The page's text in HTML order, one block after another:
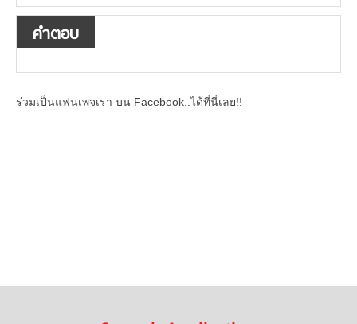
คำตอบ
ร่วมเป็นแฟนเพจเรา บน Facebook..ได้ที่นี่เลย!!